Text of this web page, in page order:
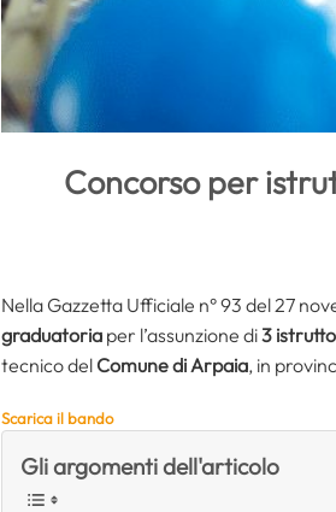
Concorso per
Nella Gazzetta Ufficiale n° 93 del 27
graduatoria per l’assunzione di3
tecnico del Comune di Arpaia, in
Scarica il bando
Gli argomenti dell'articolo